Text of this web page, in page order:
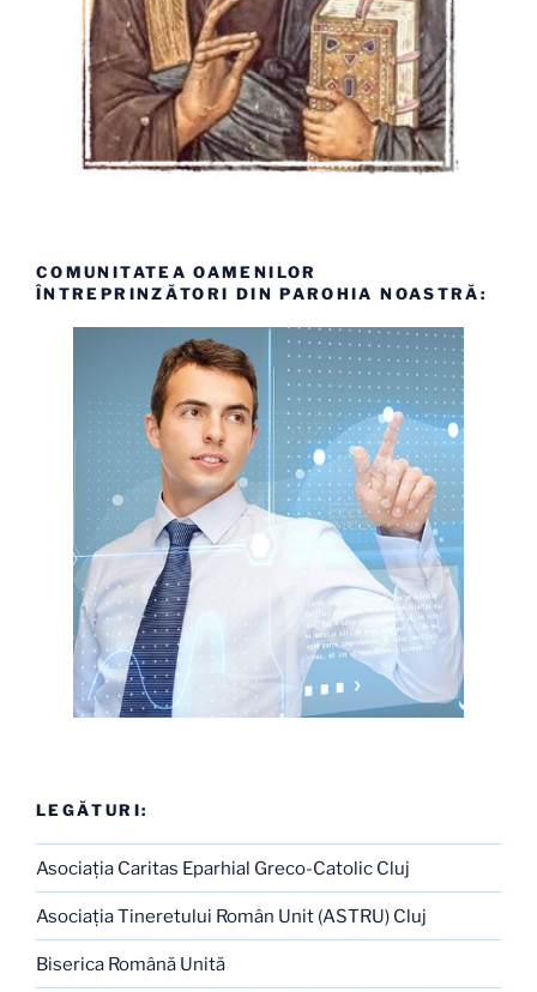
COMUNITATEA OAMENILOR
ÎNTREPRINZĂTORI DIN PAROHIA NOASTRĂ:
LEGĂTURI:
Asociaţia Caritas Eparhial Greco-Catolic Cluj
Asociaţia Tineretului Român Unit (ASTRU) Cluj
Biserica Română Unită